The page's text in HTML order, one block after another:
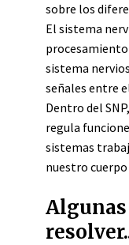
sobre los
El sistema
sistema
señales entre
Dentro del
regula
sistemas
nuestro